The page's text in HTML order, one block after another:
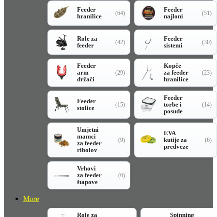
Feeder
hranilice
(64)
Feeder
najloni
(51)
Role za
feeder
(42)
Feeder
sistemi
(30)
Feeder
arm
držači
(29)
Kopče
za feeder
hranilice
(23)
Feeder
stolice
(15)
Feeder
torbe i
posude
(14)
Umjetni
mamci
za feeder
ribolov
(9)
EVA
kutije za
predveze
(6)
Vrhovi
za feeder
štapove
(6)
More
Role za
Spinning